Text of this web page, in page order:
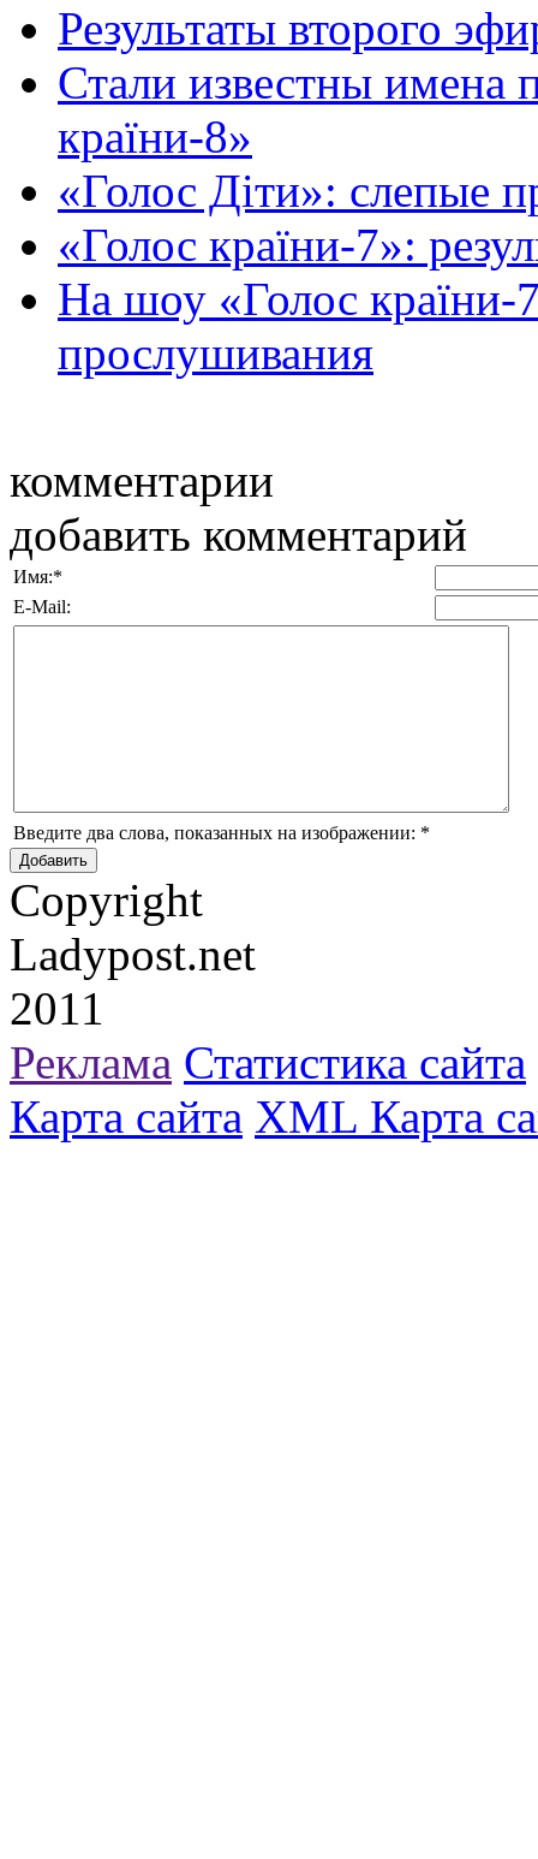
Результаты второго
Стали известны имена
країни-8»
«Голос Діти»: слепые
«Голос країни-7»:
На шоу «Голос країни-
прослушивания
комментарии
добавить комментарий
Имя:*
E-Mail:
Введите два слова, показанных на изображении: *
Copyright
Ladypost.net
2011
Реклама Статистика сайта
Карта сайта XML Карта